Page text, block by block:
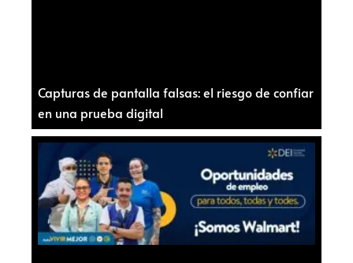
Capturas de pantalla falsas: el riesgo de confiar
en una prueba digital